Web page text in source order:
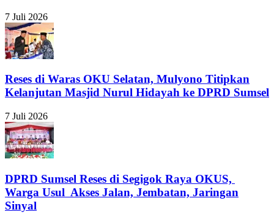
7 Juli 2026
Reses di Waras OKU Selatan, Mulyono Titipkan
Kelanjutan Masjid Nurul Hidayah ke DPRD Sumsel
7 Juli 2026
DPRD Sumsel Reses di Segigok Raya OKUS,
Warga Usul Akses Jalan, Jembatan, Jaringan
Sinyal